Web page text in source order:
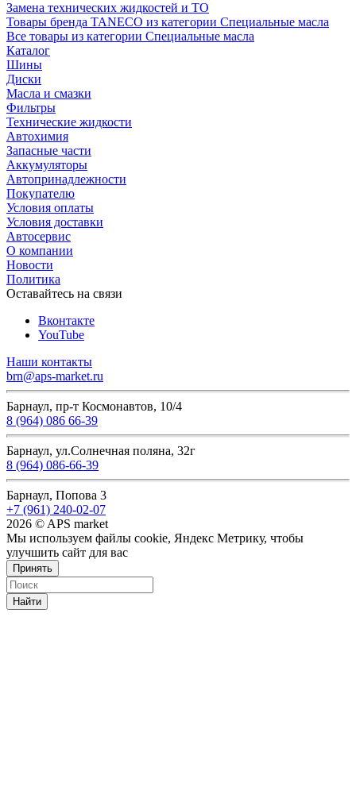
Замена технических жидкостей и ТО
Товары бренда TANECO из категории Специальные масла
Все товары из категории Специальные масла
Каталог
Шины
Диски
Масла и смазки
Фильтры
Технические жидкости
Автохимия
Запасные части
Аккумуляторы
Автопринадлежности
Покупателю
Условия оплаты
Условия доставки
Автосервис
О компании
Новости
Политика
Оставайтесь на связи
Вконтакте
YouTube
Наши контакты
brn@aps-market.ru
Барнаул, пр-т Космонавтов, 10/4
8 (964) 086 66-39
Барнаул, ул.Солнечная поляна, 32г
8 (964) 086-66-39
Барнаул, Попова 3
+7 (961) 240-02-07
2026 © APS market
Мы используем файлы cookie, Яндекс Метрику, чтобы
улучшить сайт для вас
Принять
Найти